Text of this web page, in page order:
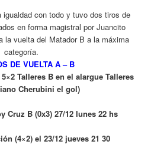
igualdad con todo y tuvo dos tiros de
en forma magistral por Juancito
la vuelta del Matador B a la máxima
categoría.
DE VUELTA A – B
Talleres B en el alargue Talleres
Cherubini el gol)
Cruz B (0x3) 27/12 lunes 22 hs
(4×2) el 23/12 jueves 21 30